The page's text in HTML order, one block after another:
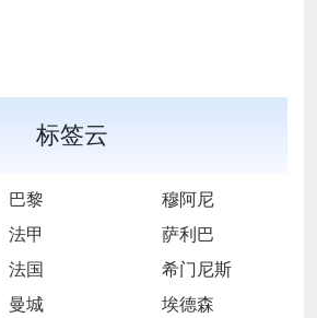
标签云
巴黎
穆阿尼
法甲
萨利巴
法国
希门尼斯
曼城
埃德森